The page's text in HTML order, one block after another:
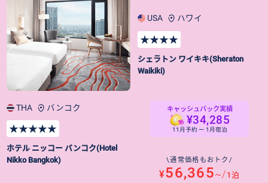
THA バンコク
★★★★★
ホテル ニッコー バンコク(Hotel
Nikko Bangkok)
USA ハワイ
★★★★
シェラトン ワイキキ(Sheraton
Waikiki)
キャッシュバック実績
¥34,285
11月予約 ー 1月宿泊
\通常価格もおトク/
¥56,365~/1泊